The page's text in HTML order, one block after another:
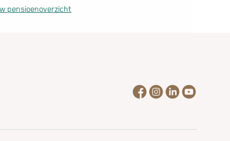
pensioenoverzicht